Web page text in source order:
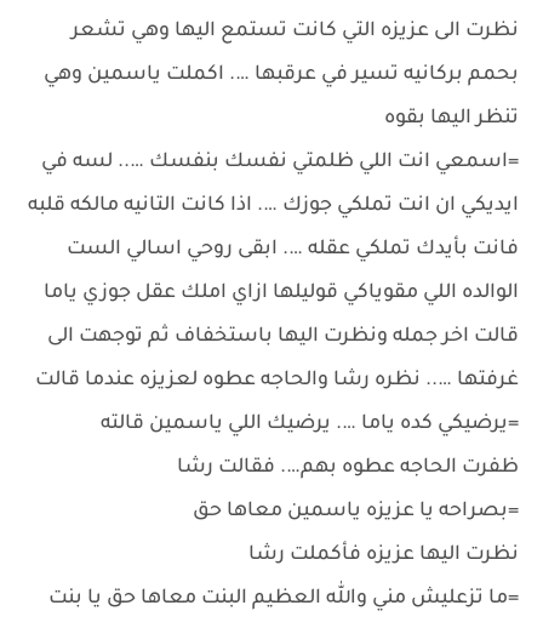
نظرت الى عزيزه التي كانت تستمع اليها وهي تشعر
بحمم بركانيه تسير في عرقبها …. اكملت ياسمين وهي
تنظر اليها بقوه
=اسمعي انت اللي ظلمتي نفسك بنفسك ….. لسه في
ايديكي ان انت تملكي جوزك …. اذا كانت التانيه مالكه قلبه
فانت بأيدك تملكي عقله …. ابقى روحي اسالي الست
الوالده اللي مقوياكي قوليلها ازاي املك عقل جوزي ياما
قالت اخر جمله ونظرت اليها باستخفاف ثم توجهت الى
غرفتها ….. نظره رشا والحاجه عطوه لعزيزه عندما قالت
=يرضيكي كده ياما …. يرضيك اللي ياسمين قالته
ظفرت الحاجه عطوه بهم…. فقالت رشا
=بصراحه يا عزيزه ياسمين معاها حق
نظرت اليها عزيزه فأكملت رشا
=ما تزعليش مني والله العظيم البنت معاها حق يا بنت